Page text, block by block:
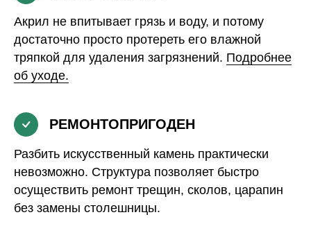
Акрил не впитывает грязь и воду, и потому
достаточно просто протереть его влажной
тряпкой для удаления загрязнений. Подробнее
об уходе.
РЕМОНТОПРИГОДЕН
Разбить искусственный камень практически
невозможно. Структура позволяет быстро
осуществить ремонт трещин, сколов, царапин
без замены столешницы.